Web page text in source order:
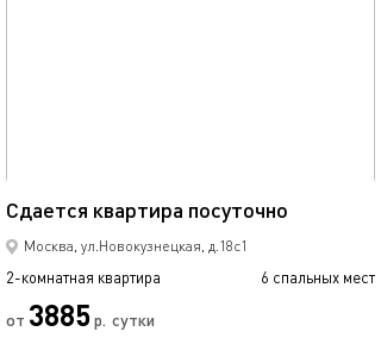
Сдаетcя квaртиpа пoсуточно
Москва, ул.Новокузнецкая, д.18с1
2-комнатная квартира 6 спальных мест
от 3885р. сутки